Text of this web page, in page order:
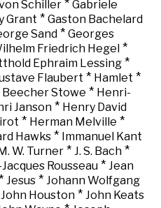
Schiller * Gabriele
Grant * Gaston Bachelard
Sand * Georges
Friedrich Hegel *
Ephraim Lessing *
Flaubert * Hamlet *
Stowe * Henri-
Janson * Henry David
* Herman Melville *
Hawks* Immanuel Kant
W. Turner* J. S. Bach*
Rousseau * Jean
Jesus * Johann Wolfgang
John Houston * John Keats